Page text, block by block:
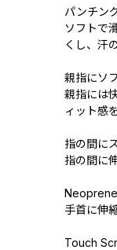
パンチン
ソフトで
くし、汗
親指にソ
親指には
ィット感
指の間に
指の間に
手首に伸
Touch